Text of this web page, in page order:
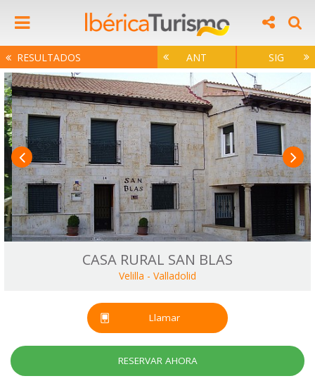
RESULTADOS ANT SIG
CASA RURAL SAN BLAS
Velilla - Valladolid
Llamar
RESERVAR AHORA